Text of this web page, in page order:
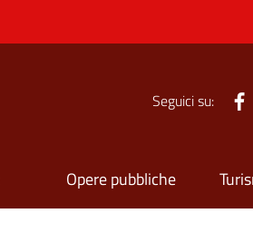
Seguici su:
Opere pubbliche